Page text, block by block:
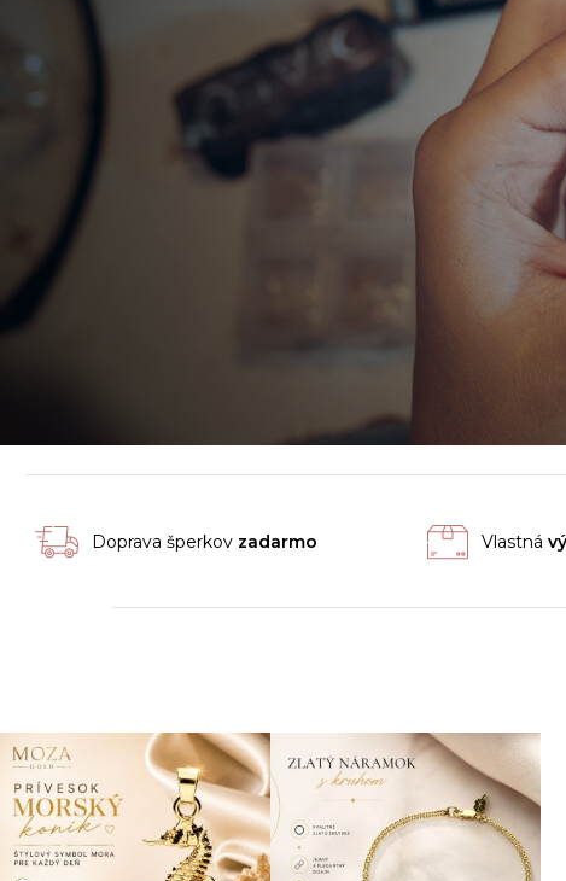
Doprava šperkov zadarmo Vlastná